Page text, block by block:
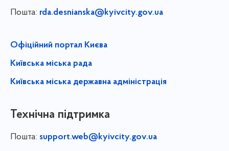
Пошта: rda.desnianska@kyivcity.gov.ua
Офіційний портал Києва
Київська міська рада
Київська міська державна адміністрація
Технічна підтримка
Пошта: support.web@kyivcity.gov.ua